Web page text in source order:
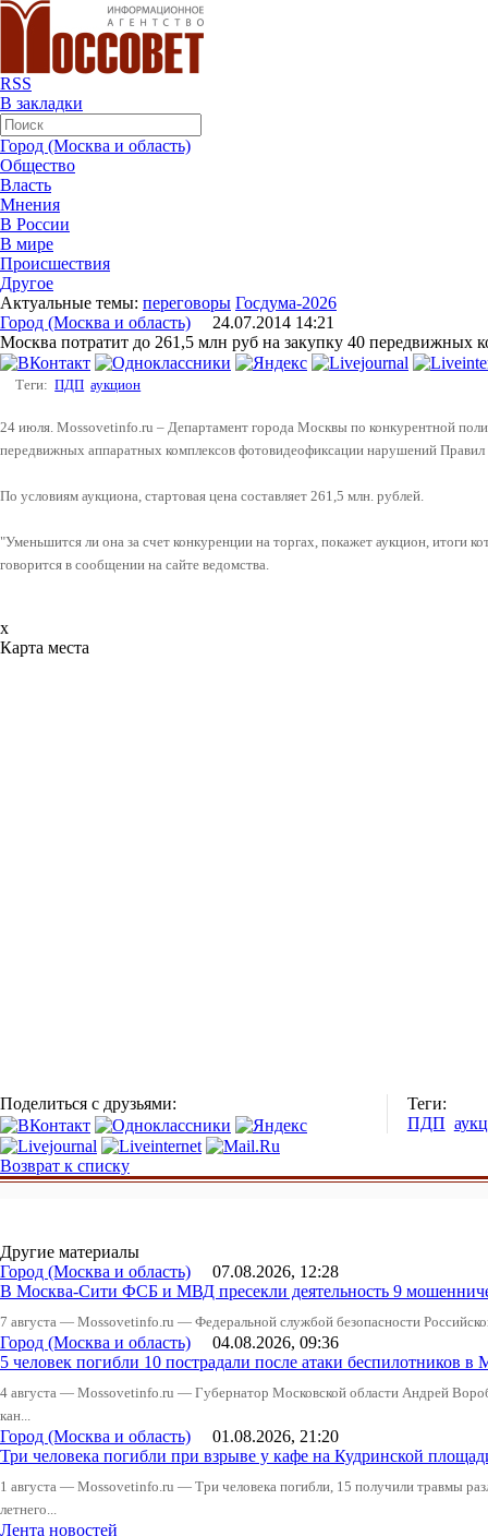
RSS
В закладки
Город (Москва и область)
Общество
Власть
Мнения
В России
В мире
Происшествия
Другое
Актуальные темы: переговоры Госдума-2026
Город (Москва и область) 24.07.2014 14:21
Москва потратит до 261,5 млн руб на закупку 40 передвижных
Теги: ПДП аукцион
24 июля. Mossovetinfo.ru – Департамент города Москвы по конкурентной
передвижных аппаратных комплексов фотовидеофиксации нарушений
По условиям аукциона, стартовая цена составляет 261,5 млн. рублей.
"Уменьшится ли она за счет конкуренции на торгах, покажет аукцион, итоги
говорится в сообщении на сайте ведомства.
x
Карта места
Поделиться с друзьями:
Теги:
ПДП
Возврат к списку
Другие материалы
Город (Москва и область) 07.08.2026, 12:28
В Москва-Сити ФСБ и МВД пресекли деятельность 9
7 августа — Mossovetinfo.ru — Федеральной службой безопасности
Город (Москва и область) 04.08.2026, 09:36
5 человек погибли 10 пострадали после атаки беспилотников в
4 августа — Mossovetinfo.ru — Губернатор Московской области Андрей
кан...
Город (Москва и область) 01.08.2026, 21:20
Три человека погибли при взрыве у кафе на Кудринской
1 августа — Mossovetinfo.ru — Три человека погибли, 15 получили травмы
летнего...
Лента новостей